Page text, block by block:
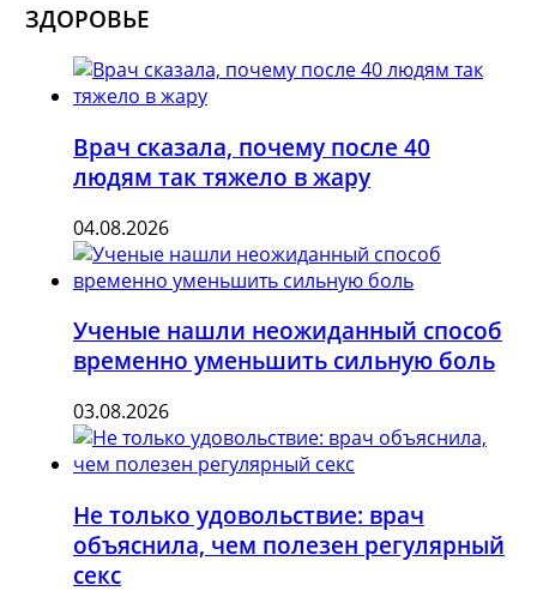
ЗДОРОВЬЕ
Врач сказала, почему после 40
людям так тяжело в жару
04.08.2026
Ученые нашли неожиданный способ
временно уменьшить сильную боль
03.08.2026
Не только удовольствие: врач
объяснила, чем полезен регулярный
секс